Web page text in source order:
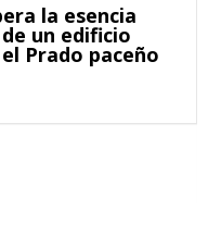
la esencia
un edificio
Prado paceño